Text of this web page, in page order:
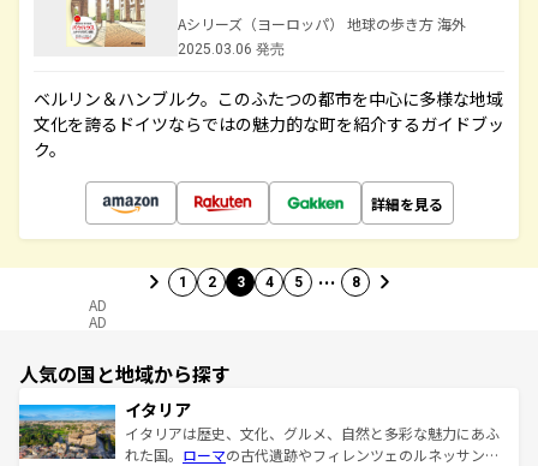
Aシリーズ（ヨーロッパ） 地球の歩き方 海外
2025.03.06 発売
ベルリン＆ハンブルク。このふたつの都市を中心に多様な地域
文化を誇るドイツならではの魅力的な町を紹介するガイドブッ
ク。
詳細を見る
1 2 3 4 5 … 8
AD
AD
人気の国と地域から探す
イタリア
イタリアは歴史、文化、グルメ、自然と多彩な魅力にあふ
れた国。 ローマの古代遺跡やフィレンツェのルネッサンス